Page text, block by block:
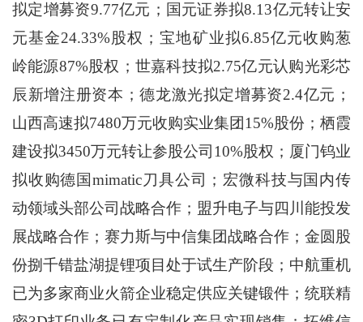
拟定增募资9.77亿元；国元证券拟8.13亿元转让安
元基金24.33%股权；宝地矿业拟6.85亿元收购葱
岭能源87%股权；世嘉科技拟2.75亿元认购光彩芯
辰新增注册资本；德龙激光拟定增募资2.4亿元；
山西高速拟7480万元收购实业集团15%股份；栖霞
建设拟3450万元转让参股公司10%股权；厦门钨业
拟收购德国mimatic刀具公司；宏微科技与国内传
动领域头部公司战略合作；盟升电子与四川能投发
展战略合作；赛力斯与中信集团战略合作；金圆股
份捌千错盐湖提锂项目处于试生产阶段；中航重机
已为多家商业火箭企业稳定供应关键锻件；统联精